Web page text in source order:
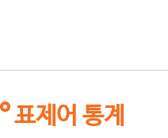
표제어 통계